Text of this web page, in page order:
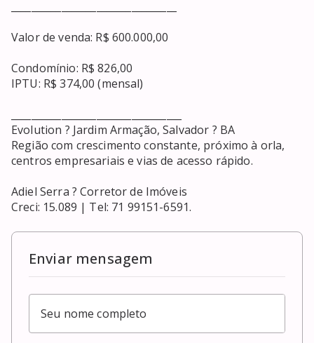
Valor de venda: R$ 600.000,00
Condomínio: R$ 826,00
IPTU: R$ 374,00 (mensal)
Evolution ? Jardim Armação, Salvador ? BA
Região com crescimento constante, próximo à orla,
centros empresariais e vias de acesso rápido.
Adiel Serra ? Corretor de Imóveis
Creci: 15.089 | Tel: 71 99151-6591.
Enviar mensagem